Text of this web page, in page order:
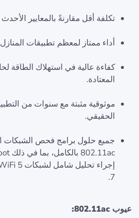
تكلفة أقل مقارنةً بالمعايير
أداء ممتاز لمعظم تطبيقات
كفاءة عالية في استهلاك الطاقة
المعتادة.
موثوقية مثبتة مع سنوات من
الحقيقي.
جميع حلول برامج فحص الشبكات
7.
عيوب 802.11ac: